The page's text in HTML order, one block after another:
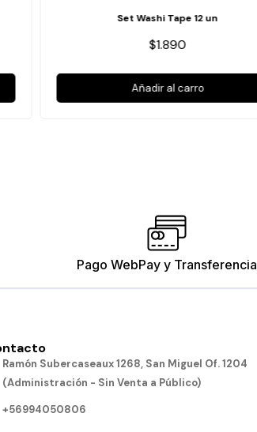
Set Washi Tape 12 un
$1.890
Añadir al carro
Pago WebPay y Transferencia
Ramón Subercaseaux 1268, San Miguel Of. 1204
(Administración - Sin Venta a Público)
+56994050806